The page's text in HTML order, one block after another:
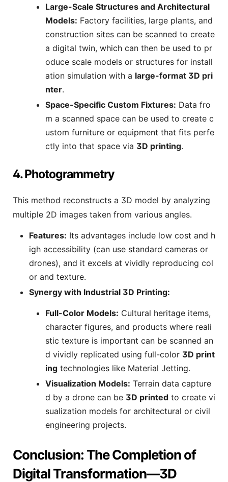
Large-Scale Structures and Architectural
Models: Factory facilities, large plants, and
construction sites can be scanned to create
a digital twin, which can then be used to pr
oduce scale models or structures for install
ation simulation with a large-format 3D pri
nter.
Space-Specific Custom Fixtures: Data fro
m a scanned space can be used to create c
ustom furniture or equipment that fits perfe
ctly into that space via 3D printing.
4. Photogrammetry
This method reconstructs a 3D model by analyzing
multiple 2D images taken from various angles.
Features: Its advantages include low cost and h
igh accessibility (can use standard cameras or
drones), and it excels at vividly reproducing col
or and texture.
Synergy with Industrial 3D Printing:
Full-Color Models: Cultural heritage items,
character figures, and products where reali
stic texture is important can be scanned an
d vividly replicated using full-color 3D print
ing technologies like Material Jetting.
Visualization Models: Terrain data capture
d by a drone can be 3D printed to create vi
sualization models for architectural or civil
engineering projects.
Conclusion: The Completion of
Digital Transformation—3D